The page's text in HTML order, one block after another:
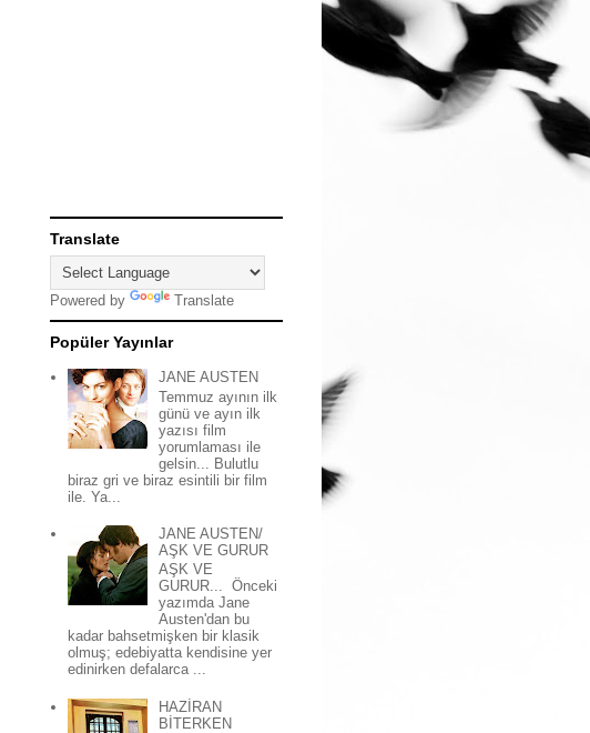
Translate
Powered by Translate
Popüler Yayınlar
JANE AUSTEN
Temmuz ayının ilk
günü ve ayın ilk
yazısı film
yorumlaması ile
gelsin... Bulutlu
biraz gri ve biraz esintili bir film
ile. Ya...
JANE AUSTEN/
AŞK VE GURUR
AŞK VE
GURUR... Önceki
yazımda Jane
Austen'dan bu
kadar bahsetmişken bir klasik
olmuş; edebiyatta kendisine yer
edinirken defalarca ...
HAZİRAN
BİTERKEN